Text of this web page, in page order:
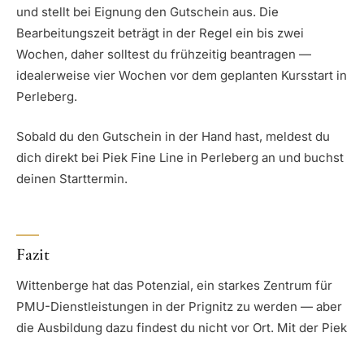
und stellt bei Eignung den Gutschein aus. Die
Bearbeitungszeit beträgt in der Regel ein bis zwei
Wochen, daher solltest du frühzeitig beantragen —
idealerweise vier Wochen vor dem geplanten Kursstart in
Perleberg.
Sobald du den Gutschein in der Hand hast, meldest du
dich direkt bei Piek Fine Line in Perleberg an und buchst
deinen Starttermin.
Fazit
Wittenberge hat das Potenzial, ein starkes Zentrum für
PMU-Dienstleistungen in der Prignitz zu werden — aber
die Ausbildung dazu findest du nicht vor Ort. Mit der Piek